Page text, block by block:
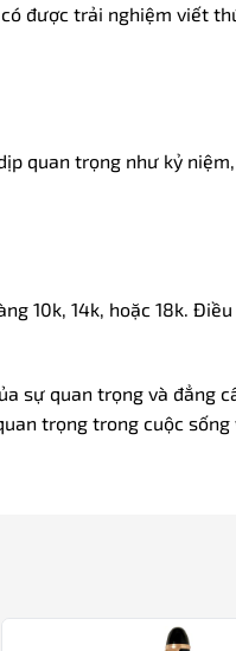
được trải nghiệm viết
quan trọng như kỷ
10k, 14k, hoặc 18k. Điều
sự quan trọng và đẳng
trọng trong cuộc sống